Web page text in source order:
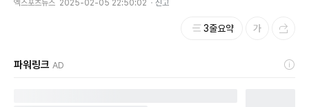
엑스포츠뉴스 2025-02-05 22:50:02 신고
3줄요약
파워링크 AD